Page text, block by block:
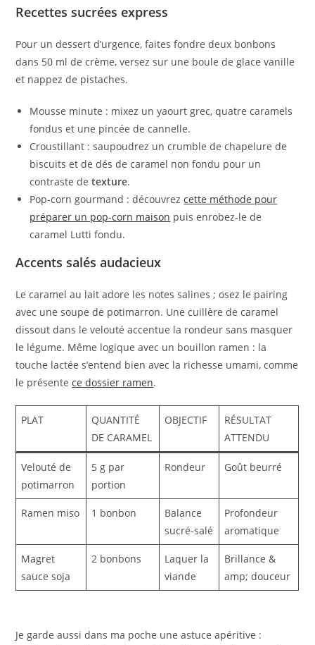
Recettes sucrées express
Pour un dessert d’urgence, faites fondre deux bonbons
dans 50 ml de crème, versez sur une boule de glace vanille
et nappez de pistaches.
Mousse minute : mixez un yaourt grec, quatre caramels
fondus et une pincée de cannelle.
Croustillant : saupoudrez un crumble de chapelure de
biscuits et de dés de caramel non fondu pour un
contraste detexture.
Pop-corn gourmand : découvrezcette méthode pour
préparer un pop-corn maison puis enrobez-le de
caramel Lutti fondu.
Accents salés audacieux
Le caramel au lait adore les notes salines ; osez le pairing
avec une soupe de potimarron. Une cuillère de caramel
dissout dans le velouté accentue la rondeur sans masquer
le légume. Même logique avec un bouillon ramen : la
touche lactée s’entend bien avec la richesse umami, comme
le présentece dossier ramen.
PLAT
QUANTITÉ
DE CARAMEL
OBJECTIF
RÉSULTAT
ATTENDU
Velouté de
potimarron
5 g par
portion
Rondeur Goût beurré
Ramen miso 1 bonbon
Balance
sucré-salé
Profondeur
aromatique
Magret
sauce soja
2 bonbons
Laquer la
viande
Brillance &
amp; douceur
Je garde aussi dans ma poche une astuce apéritive :